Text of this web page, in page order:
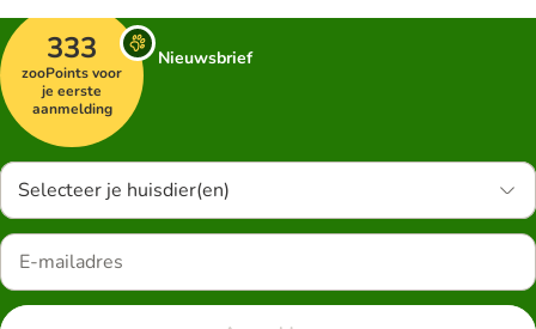
333
zooPoints voor
je eerste
aanmelding
Nieuwsbrief
Selecteer je huisdier(en)